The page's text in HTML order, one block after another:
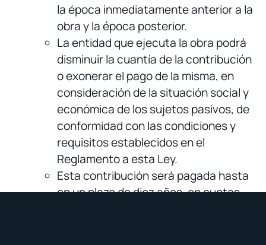
la época inmediatamente anterior a la
obra y la época posterior.
La entidad que ejecuta la obra podrá
disminuir la cuantía de la contribución
o exonerar el pago de la misma, en
consideración de la situación social y
económica de los sujetos pasivos, de
conformidad con las condiciones y
requisitos establecidos en el
Reglamento a esta Ley.
Esta contribución será pagada hasta
en un plazo de diez años, en cuotas